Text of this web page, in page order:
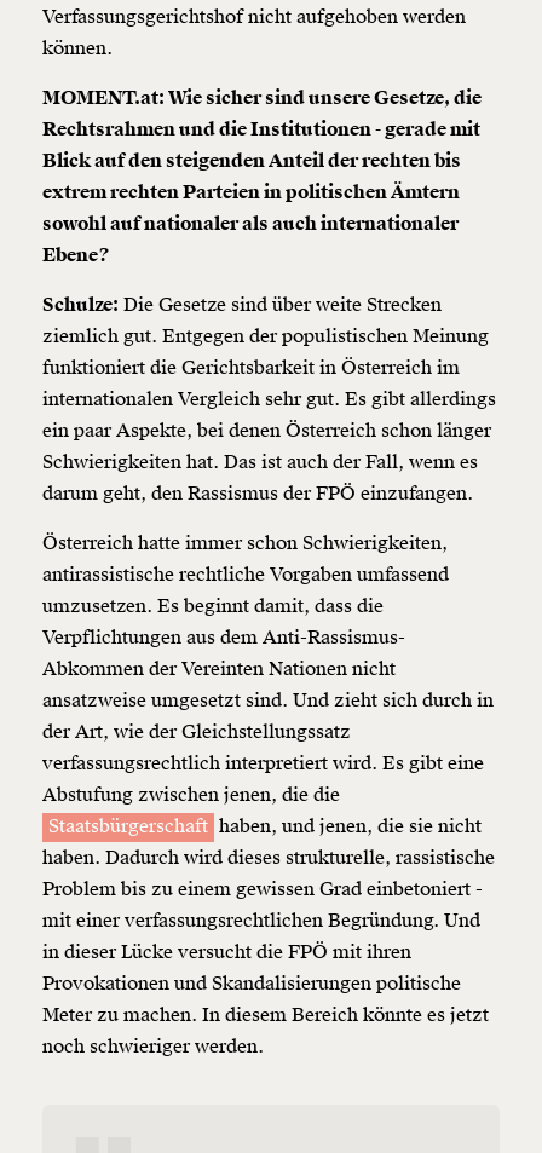
Verfassungsgerichtshof nicht aufgehoben werden
können.
MOMENT.at: Wie sicher sind unsere Gesetze, die
Rechtsrahmen und die Institutionen - gerade mit
Blick auf den steigenden Anteil der rechten bis
extrem rechten Parteien in politischen Ämtern
sowohl auf nationaler als auch internationaler
Ebene?
Schulze: Die Gesetze sind über weite Strecken
ziemlich gut. Entgegen der populistischen Meinung
funktioniert die Gerichtsbarkeit in Österreich im
internationalen Vergleich sehr gut. Es gibt allerdings
ein paar Aspekte, bei denen Österreich schon länger
Schwierigkeiten hat. Das ist auch der Fall, wenn es
darum geht, den Rassismus der FPÖ einzufangen.
Österreich hatte immer schon Schwierigkeiten,
antirassistische rechtliche Vorgaben umfassend
umzusetzen. Es beginnt damit, dass die
Verpflichtungen aus dem Anti-Rassismus-
Abkommen der Vereinten Nationen nicht
ansatzweise umgesetzt sind. Und zieht sich durch in
der Art, wie der Gleichstellungssatz
verfassungsrechtlich interpretiert wird. Es gibt eine
Abstufung zwischen jenen, die die
Staatsbürgerschaft haben, und jenen, die sie nicht
haben. Dadurch wird dieses strukturelle, rassistische
Problem bis zu einem gewissen Grad einbetoniert -
mit einer verfassungsrechtlichen Begründung. Und
in dieser Lücke versucht die FPÖ mit ihren
Provokationen und Skandalisierungen politische
Meter zu machen. In diesem Bereich könnte es jetzt
noch schwieriger werden.